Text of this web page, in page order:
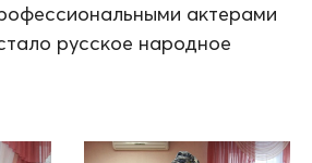
актерами
русское народное